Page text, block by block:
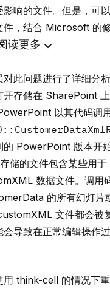
影响的文件。但是，可
件，结合 Microsoft 的
读更多
此问题进行了详细分
开存储在 SharePoint
以其代码调
的 PowerPoint 版本开始
储的文件包含某些用
数据文件。调用
的所有幻灯片
文件都会被
导致在正常编辑操作
用 think-cell 的情况下